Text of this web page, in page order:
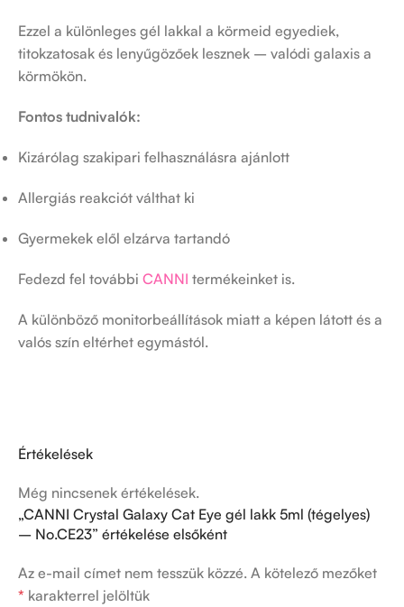
Ezzel a különleges gél lakkal a körmeid egyediek,
titokzatosak és lenyűgözőek lesznek – valódi galaxis a
körmökön.
Fontos tudnivalók:
Kizárólag szakipari felhasználásra ajánlott
Allergiás reakciót válthat ki
Gyermekek elől elzárva tartandó
Fedezd fel további CANNI termékeinket is.
A különböző monitorbeállítások miatt a képen látott és a
valós szín eltérhet egymástól.
Értékelések
Még nincsenek értékelések.
„CANNI Crystal Galaxy Cat Eye gél lakk 5ml (tégelyes)
– No.CE23” értékelése elsőként
Az e-mail címet nem tesszük közzé. A kötelező mezőket
* karakterrel jelöltük